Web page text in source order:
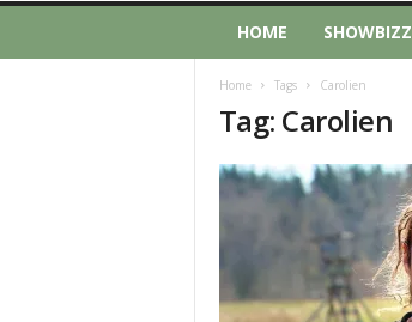
HOME SHOWBIZZ
Home Tags Carolien
Tag: Carolien